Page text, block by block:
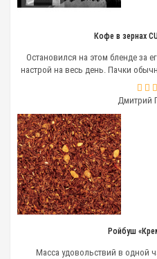
Кофе в зернах
Остановился на этом бленде за
настрой на весь день. Пачки
Дмитрий
Ройбуш
Масса удовольствий в одной